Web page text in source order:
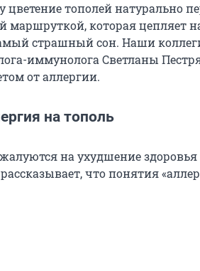
цветение тополей натурально
маршруткой, которая цепляет
страшный сон. Наши
иммунолога Светланы
от аллергии.
на тополь
на ухудшение
что понятия